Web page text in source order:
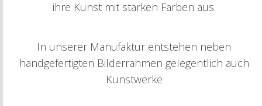
ihre Kunst mit starken Farben aus.
In unserer Manufaktur entstehen neben
handgefertigten Bilderrahmen gelegentlich auch
Kunstwerke